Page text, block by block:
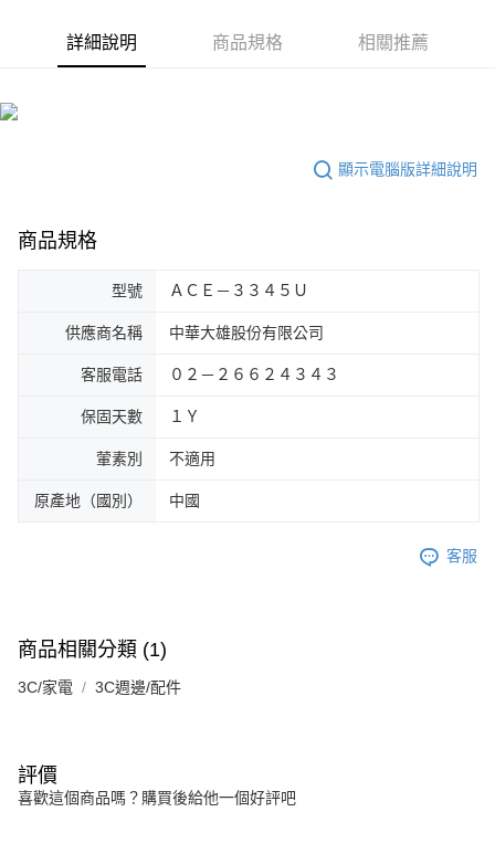
詳細說明 商品規格 相關推薦
顯示電腦版詳細說明
商品規格
型號 ＡＣＥ－３３４５Ｕ
供應商名稱 中華大雄股份有限公司
客服電話 ０２－２６６２４３４３
保固天數 １Ｙ
葷素別 不適用
原產地（國別） 中國
客服
商品相關分類 (1)
3C/家電 3C週邊/配件
評價
喜歡這個商品嗎？購買後給他一個好評吧